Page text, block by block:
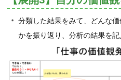
分類した結果をみて、どんな
かを振り返り、分析の結果を記